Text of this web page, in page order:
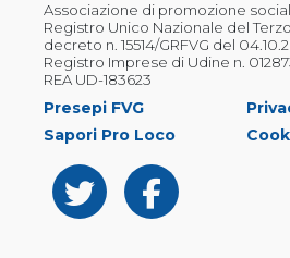
Associazione di promozione
Registro Unico Nazionale del
decreto n. 15514/GRFVG del
Registro Imprese di Udine n.
REA UD-183623
Presepi FVG
Sapori Pro Loco